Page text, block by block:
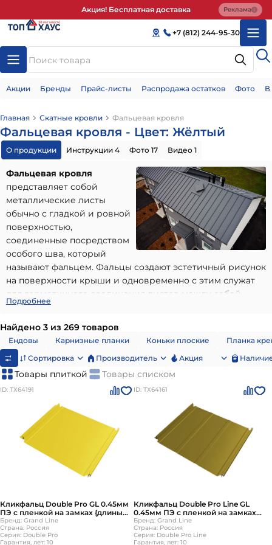
Акция! Бесплатная доставка Реклама
+7 (812) 244-95-30
Акции Бренды Прайс-листы Распродажа остатков Фото
Главная Скатные кровли Фальцевая кровля
Фальцевая кровля - Цвет: Жёлтый
О продукции Инструкции 4 Фото 17 Видео 1
Фальцевая кровля
представляет собой
металлические листы
обычно с гладкой и ровной
поверхностью,
соединенные посредством
особого шва, который
называют фальцем. Фальцы создают эстетичный рисунок
на поверхности крыши и одновременно с этим служат
для герметичного соединения листов между собой.
Фальцевая кровля может изготавливаться в разных
вариант под общий стиль дома. Также за счет
окрашивания по специальной технологии
обеспечивается дополнительная защита фальца от
внешнего воздействия, что продлевает срок службы
покрытия.
К основным достоинствам фальцевой кровли можно
отнести:
Высокий уровень герметичности соединений. Это
предотвращает проникновение влаги внутрь
крыши.
Универсальность. Материал можно использовать
особенностями.
Срок службы. При правильной установке
фальцевая кровля может прослужить более 100
Подробнее
Найдено 3 из 269 товаров
Ендовы Карнизные планки Коньки плоские
Планка
Сортировка
Производитель Акция
Товары плиткой Товары списком
ID: ТХ64191
Кликфальц Double Pro GL 0.45мм
ПЭ с пленкой на замках {длины
по спецификации}
Бренд: Grand Line
Страна: Россия
Серия: Double Pro
Гарантия, лет: 10
ID: ТХ64161
Кликфальц Double Pro Line GL
0.45мм ПЭ с пленкой на замках
{длины по спецификации}
Бренд: Grand Line
Страна: Россия
Серия: Double Pro Line
Гарантия, лет: 10